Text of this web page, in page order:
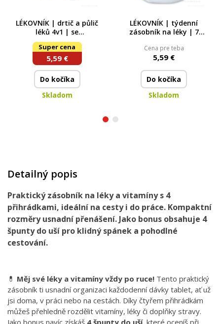
LÉKOVNÍK | drtič a půlič
léků 4v1 | se
zásobníkem a
kelímkem | praktická
pomůcka na tablety
Super cena
5,59 €
Do kočíka
Skladom
LÉKOVNÍK | týdenní
zásobník na léky | 7
dávkování na 7 dní
Cena pre teba
5,59 €
Do kočíka
Skladom
Detailný popis
Praktický zásobník na léky a vitamíny s 4
přihrádkami, ideální na cesty i do práce. Kompaktní
rozměry usnadní přenášení. Jako bonus obsahuje 4
špunty do uší pro klidný spánek a pohodlné
cestování.
💊 Měj své léky a vitamíny vždy po ruce! Tento praktický
zásobník ti usnadní organizaci každodenní dávky tablet, ať už
jsi doma, v práci nebo na cestách. Díky čtyřem přihrádkám
můžeš přehledně rozdělit vitamíny, léky či doplňky stravy.